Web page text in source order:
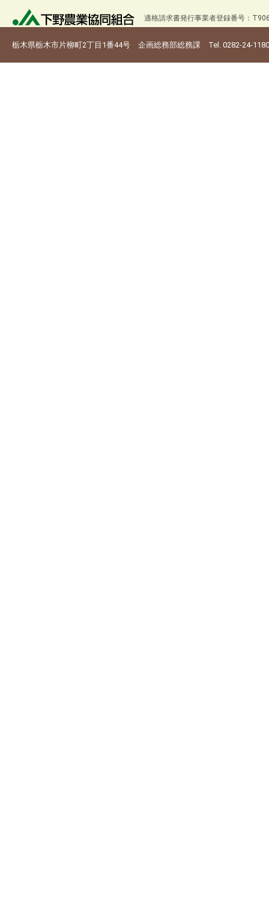
適格請求書発行事業者登録番号：
栃木県栃木市片柳町2丁目1番44号 企画総務部総務課 Tel. 0282-24-1180